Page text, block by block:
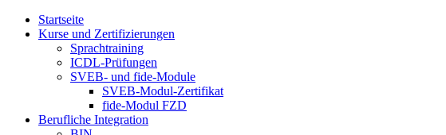
Startseite
Kurse und Zertifizierungen
Sprachtraining
ICDL-Prüfungen
SVEB- und fide-Module
SVEB-Modul-Zertifikat
fide-Modul FZD
Berufliche Integration